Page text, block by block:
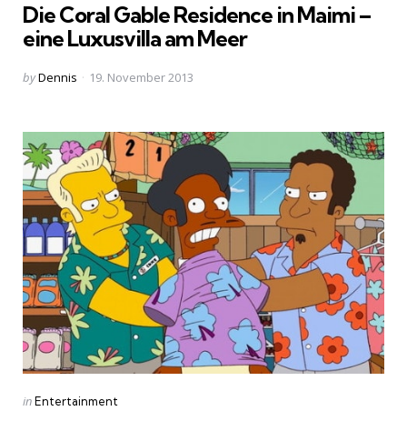
Die Coral Gable Residence in Maimi –
eine Luxusvilla am Meer
Posted
byDennis 19. November 2013
Categories
Posted
inEntertainment